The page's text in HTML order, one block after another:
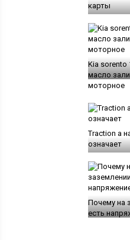
карты
Kia sorento
масло
моторное
Traction a
означает
Почему на
есть